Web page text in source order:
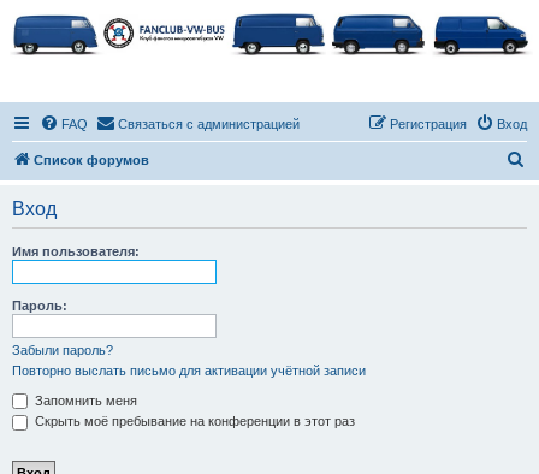
FAQ Связаться с администрацией Вход
Регистрация
Список форумов
Вход
Имя пользователя:
Пароль:
Забыли пароль?
Повторно выслать письмо для активации учётной записи
Запомнить меня
Скрыть моё пребывание на конференции в этот раз